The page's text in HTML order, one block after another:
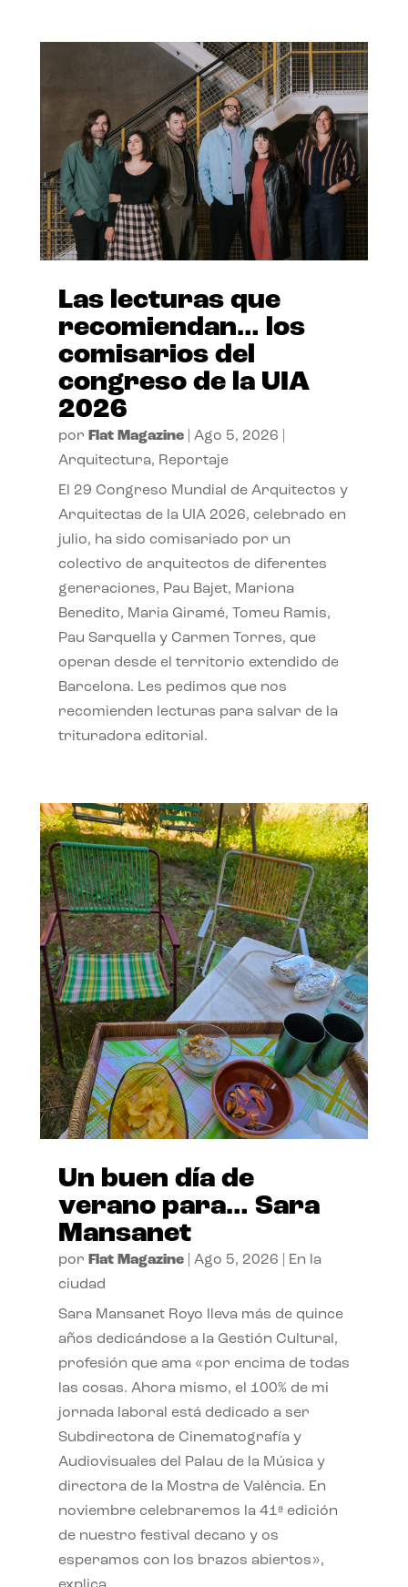
Las lecturas que
recomiendan… los
comisarios del
congreso de la UIA
2026
por Flat Magazine| Ago 5, 2026
Arquitectura, Reportaje
El 29 Congreso Mundial de Arquitectos y
Arquitectas de la UIA 2026, celebrado en
julio, ha sido comisariado por un
colectivo de arquitectos de diferentes
generaciones, Pau Bajet, Mariona
Benedito, Maria Giramé, Tomeu Ramis,
Pau Sarquella y Carmen Torres, que
operan desde el territorio extendido de
Barcelona. Les pedimos que nos
recomienden lecturas para salvar de la
trituradora editorial.
Un buen día de
verano para… Sara
Mansanet
por Flat Magazine| Ago 5, 2026
En la
ciudad
Sara Mansanet Royo lleva más de quince
años dedicándose a la Gestión Cultural,
profesión que ama «por encima de todas
las cosas. Ahora mismo, el 100% de mi
jornada laboral está dedicado a ser
Subdirectora de Cinematografía y
Audiovisuales del Palau de la Música y
directora de la Mostra de València. En
noviembre celebraremos la 41ª edición
de nuestro festival decano y os
esperamos con los brazos abiertos»,